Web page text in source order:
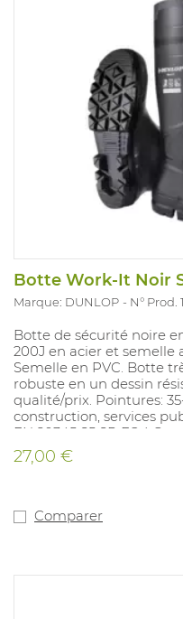
Botte Work-It Noir
Marque: DUNLOP N° Prod.
Botte de sécurité noire
200J en acier et semelle
Semelle en PVC. Botte
robuste en un dessin
qualité/prix. Pointures:
construction, services
EN 20345 S5 SR FO LG.
27,00 €
Comparer